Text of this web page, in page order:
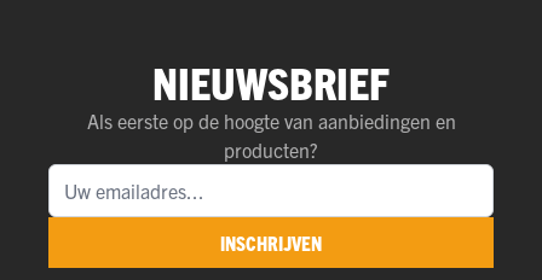
NIEUWSBRIEF
Als eerste op de hoogte van aanbiedingen en
producten?
INSCHRIJVEN